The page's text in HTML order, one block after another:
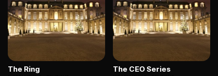
The Ring The CEO Series